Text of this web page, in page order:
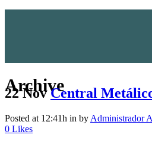
Archive
22 Nov Central
Posted at 12:41h in by Administrador
0 Likes